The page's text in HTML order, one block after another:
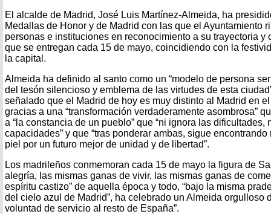
El alcalde de Madrid, José Luis Martínez-Almeida, ha
Medallas de Honor y de Madrid con las que el Ayuntamiento
personas e instituciones en reconocimiento a su trayectoria y
que se entregan cada 15 de mayo, coincidiendo con la
la capital.
Almeida ha definido al santo como un “modelo de persona
del tesón silencioso y emblema de las virtudes de esta
señalado que el Madrid de hoy es muy distinto al Madrid en
gracias a una “transformación verdaderamente asombrosa”
a “la constancia de un pueblo” que “ni ignora las dificultades,
capacidades” y que “tras ponderar ambas, sigue
piel por un futuro mejor de unidad y de libertad”.
Los madrileños conmemoran cada 15 de mayo la figura de
alegría, las mismas ganas de vivir, las mismas ganas de
espíritu castizo” de aquella época y todo, “bajo la misma
del cielo azul de Madrid”, ha celebrado un Almeida orgulloso
voluntad de servicio al resto de España”.